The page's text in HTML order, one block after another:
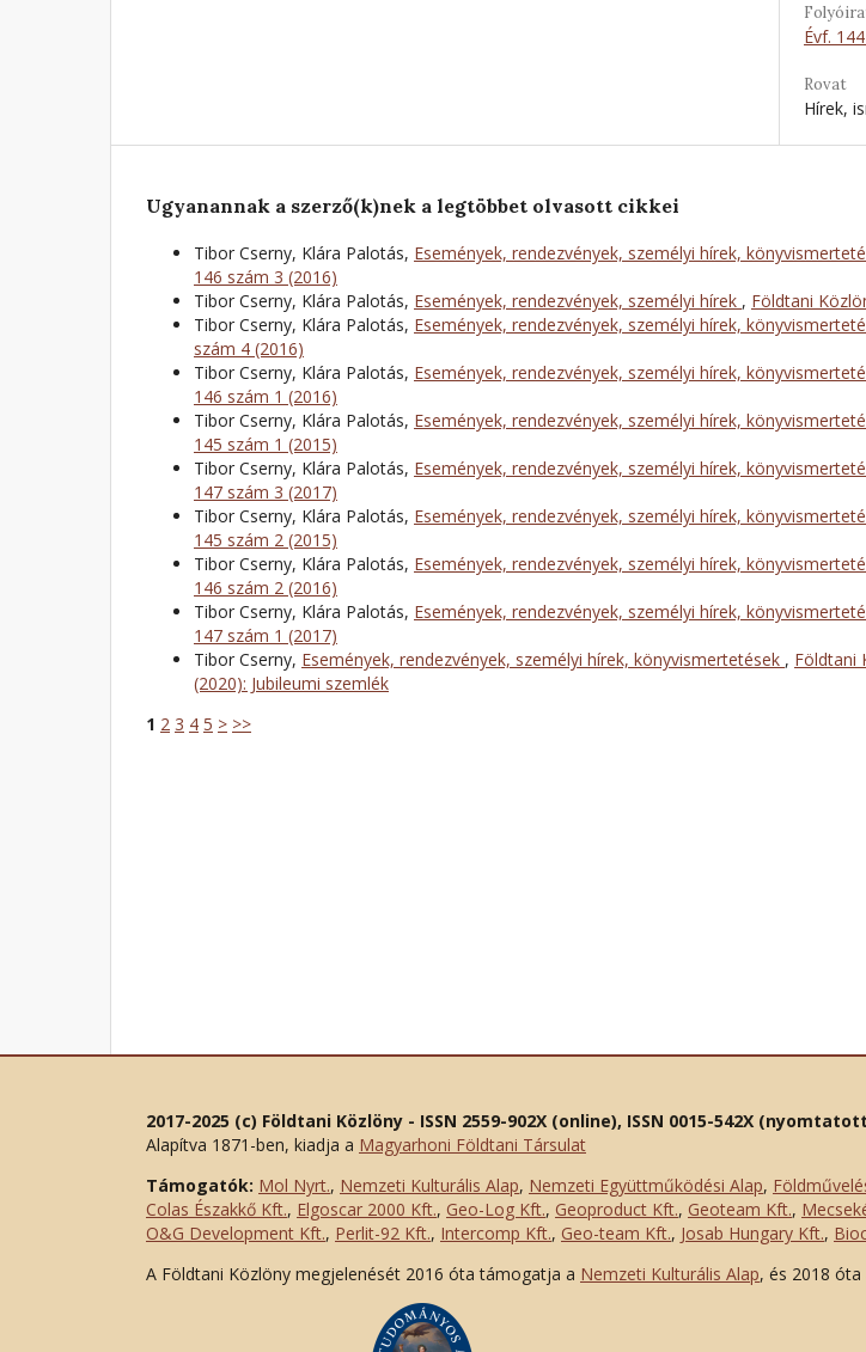
Évf.
Rovat
Hírek,
Ugyanannak a szerző(k)nek a legtöbbet olvasott cikkei
Tibor Cserny, Klára Palotás, Események, rendezvények, személyi hírek,
146 szám 3 (2016)
Tibor Cserny, Klára Palotás, Események, rendezvények, személyi hírek , Földtani
Tibor Cserny, Klára Palotás, Események, rendezvények, személyi hírek,
szám 4 (2016)
Tibor Cserny, Klára Palotás, Események, rendezvények, személyi hírek,
146 szám 1 (2016)
Tibor Cserny, Klára Palotás, Események, rendezvények, személyi hírek,
145 szám 1 (2015)
Tibor Cserny, Klára Palotás, Események, rendezvények, személyi hírek,
147 szám 3 (2017)
Tibor Cserny, Klára Palotás, Események, rendezvények, személyi hírek,
145 szám 2 (2015)
Tibor Cserny, Klára Palotás, Események, rendezvények, személyi hírek,
146 szám 2 (2016)
Tibor Cserny, Klára Palotás, Események, rendezvények, személyi hírek,
147 szám 1 (2017)
Tibor Cserny, Események, rendezvények, személyi hírek, könyvismertetések , Földtani
(2020): Jubileumi szemlék
1 2 3 4 5 > >>
2017-2025 (c) Földtani Közlöny - ISSN 2559-902X (online), ISSN 0015-542X
Alapítva 1871-ben, kiadja a Magyarhoni Földtani Társulat
Támogatók: Mol Nyrt., Nemzeti Kulturális Alap, Nemzeti Együttműködési Alap,
Colas Északkő Kft., Elgoscar 2000 Kft., Geo-Log Kft., Geoproduct Kft., Geoteam Kft.,
O&G Development Kft., Perlit-92 Kft., Intercomp Kft., Geo-team Kft., Josab Hungary Kft.,
A Földtani Közlöny megjelenését 2016 óta támogatja a Nemzeti Kulturális Alap, és 2018 óta